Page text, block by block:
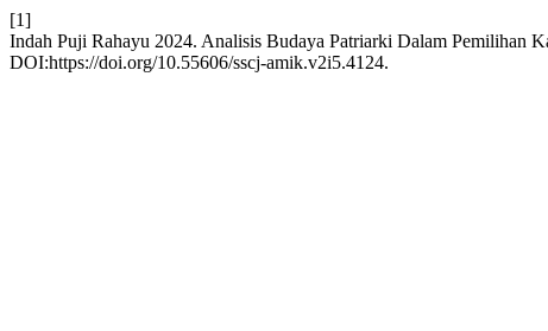
[1]
Indah Puji Rahayu 2024. Analisis Budaya Patriarki Dalam Pemilihan
DOI:https://doi.org/10.55606/sscj-amik.v2i5.4124.